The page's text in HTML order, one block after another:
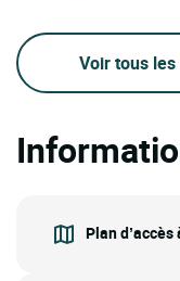
Voir tous
Plan